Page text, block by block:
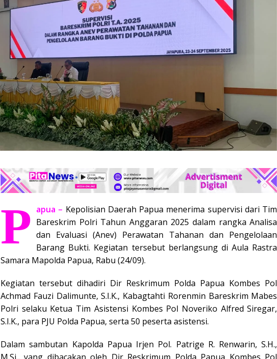
P apua – Kepolisian Daerah Papua menerima supervisi dari Tim
Bareskrim Polri Tahun Anggaran 2025 dalam rangka Analisa
dan Evaluasi (Anev) Perawatan Tahanan dan Pengelolaan
Barang Bukti. Kegiatan tersebut berlangsung di Aula Rastra
Samara Mapolda Papua, Rabu (24/09).
Kegiatan tersebut dihadiri Dir Reskrimum Polda Papua Kombes Pol
Achmad Fauzi Dalimunte, S.I.K., Kabagtahti Rorenmin Bareskrim Mabes
Polri selaku Ketua Tim Asistensi Kombes Pol Noveriko Alfred Siregar,
S.I.K., para PJU Polda Papua, serta 50 peserta asistensi.
Dalam sambutan Kapolda Papua Irjen Pol. Patrige R. Renwarin, S.H.,